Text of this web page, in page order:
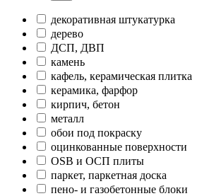
декоративная штукатурка
дерево
ДСП, ДВП
камень
кафель, керамическая плитка
керамика, фарфор
кирпич, бетон
металл
обои под покраску
оцинкованные поверхности
OSB и ОСП плиты
паркет, паркетная доска
пено- и газобетонные блоки